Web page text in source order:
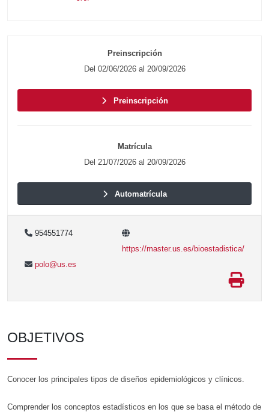
Preinscripción
Del 02/06/2026 al 20/09/2026
Preinscripción
Matrícula
Del 21/07/2026 al 20/09/2026
Automatrícula
954551774
https://master.us.es/bioestadistica/
polo@us.es
OBJETIVOS
Conocer los principales tipos de diseños epidemiológicos y clínicos.
Comprender los conceptos estadísticos en los que se basa el método de